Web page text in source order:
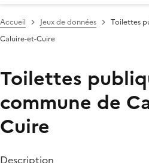
Accueil Jeux de données
Toilettes
Caluire-et-Cuire
Toilettes
commune de
Cuire
Description